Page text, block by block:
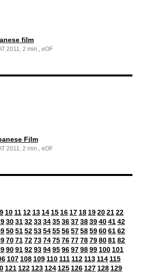
film
2011, 2 min., eOF
Film
2011, 2 min., eOF
9 10 11 12 13 14 15 16 17 18 19202122
30313233343536373839404142
50515253545556575859606162
70717273747576777879808182
90919293949596979899 100 101
107 108 109 110 111 112 113 114 115
121 122 123 124 125 126 127 128 129